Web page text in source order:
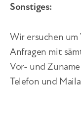
Sonstiges:
Wir ersuchen
Anfragen mit
Vor- und
Telefon und